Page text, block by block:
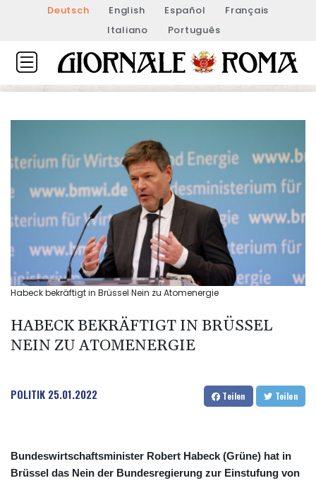
Deutsch English Español
Français
Italiano
Português
Habeck bekräftigt in Brüssel Nein zu Atomenergie
HABECK BEKRÄFTIGT IN BRÜSSEL
NEIN ZU ATOMENERGIE
POLITIK 25.01.2022 Teilen Teilen
Bundeswirtschaftsminister Robert Habeck (Grüne) hat in
Brüssel das Nein der Bundesregierung zur Einstufung von